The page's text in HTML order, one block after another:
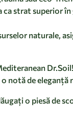
strat superior
naturale,
notă de eleganță
o piesă de